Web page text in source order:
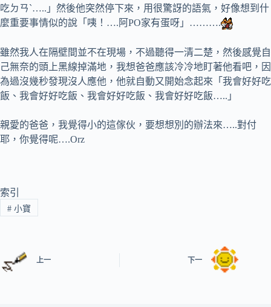
吃ㄉㄢˋ…..」然後他突然停下來，用很驚訝的語氣，好像想到什
麼重要事情似的說「咦！….阿PO家有蛋呀」……….
雖然我人在隔壁間並不在現場，不過聽得一清二楚，然後感覺自
己無奈的頭上黑線掉滿地，我想爸爸應該冷冷地盯著他看吧，因
為過沒幾秒發現沒人應他，他就自動又開始念起來「我會好好吃
飯、我會好好吃飯、我會好好吃飯、我會好好吃飯…..」
親愛的爸爸，我覺得小的這傢伙，要想想別的辦法來…..對付
耶，你覺得呢….Orz
索引
#小寶
上一 下一